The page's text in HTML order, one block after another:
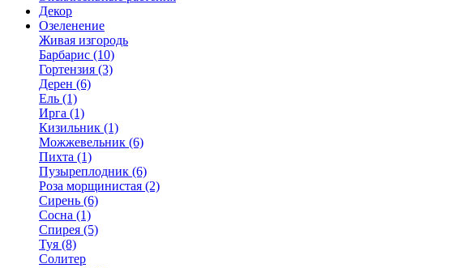
Декор
Озеленение
Живая изгородь
Барбарис (10)
Гортензия (3)
Дерен (6)
Ель (1)
Ирга (1)
Кизильник (1)
Можжевельник (6)
Пихта (1)
Пузыреплодник (6)
Роза морщинистая (2)
Сирень (6)
Сосна (1)
Спирея (5)
Туя (8)
Солитер